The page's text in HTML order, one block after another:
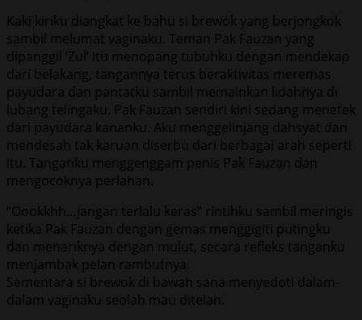
Kaki kiriku diangkat ke bahu si brewok yang berjongkok
sambil melumat vaginaku. Teman Pak Fauzan yang
dipanggil ‘Zul’ itu menopang tubuhku dengan mendekap
dari belakang, tangannya terus beraktivitas meremas
payudara dan pantatku sambil memainkan lidahnya di
lubang telingaku. Pak Fauzan sendiri kini sedang menetek
dari payudara kananku. Aku menggelinjang dahsyat dan
mendesah tak karuan diserbu dari berbagai arah seperti
itu. Tanganku menggenggam penis Pak Fauzan dan
mengocoknya perlahan.
“Oookkhh…jangan terlalu keras” rintihku sambil meringis
ketika Pak Fauzan dengan gemas menggigiti putingku
dan menariknya dengan mulut, secara refleks tanganku
menjambak pelan rambutnya.
Sementara si brewok di bawah sana menyedoti dalam-
dalam vaginaku seolah mau ditelan.